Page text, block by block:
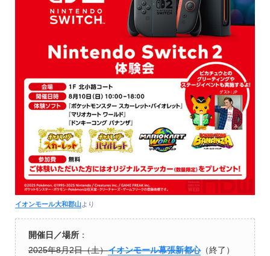
イオンモール大和郡山より
開催日／場所：
2025年8月2日（土）イオンモール幕張新都心（終了）